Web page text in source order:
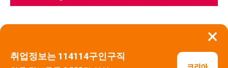
×
취업정보는 114114구인구직